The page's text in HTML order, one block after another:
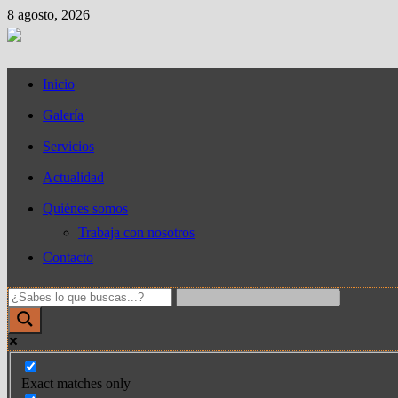
Saltar
al
contenido
8 agosto, 2026
Inicio
Galería
Servicios
Actualidad
Quiénes somos
Trabaja con nosotros
Contacto
Exact matches only